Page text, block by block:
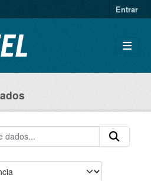
Entrar